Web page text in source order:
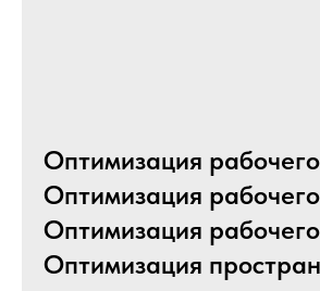
Оптимизация рабочего
Оптимизация рабочего
Оптимизация рабочего
Оптимизация